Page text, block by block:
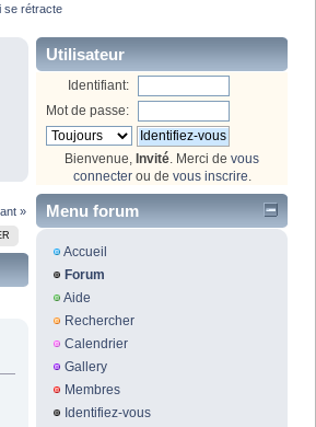
se rétracte
»
Utilisateur
Identifiant:
Mot de passe:
Bienvenue, Invité . Merci de vous
connecterou de vous inscrire
Menu forum
Accueil
Forum
Aide
Rechercher
Calendrier
Gallery
Membres
Identifiez-vous